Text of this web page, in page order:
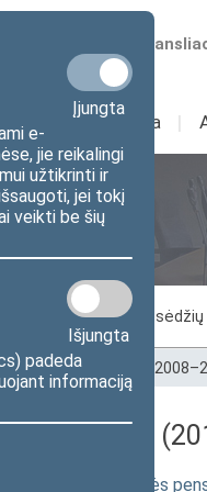
Įjungta
e-
jie reikalingi
užtikrinti ir
jei tokį
veikti be šių
Išjungta
padeda
informaciją
Numatomos
Sudėtis Veikla I
Posėdžiai
>Kadencijos
klausimas
draudimo senatvės